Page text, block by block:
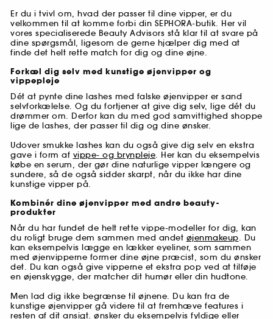
Er du i tvivl om, hvad der passer til dine vipper, er du
velkommen til at komme forbi din SEPHORA-butik. Her vil
vores specialiserede Beauty Advisors stå klar til at svare på
dine spørgsmål, ligesom de gerne hjælper dig med at
finde det helt rette match for dig og dine øjne.
Forkæl dig selv med kunstige øjenvipper og
vippepleje
Dét at pynte dine lashes med falske øjenvipper er sand
selvforkælelse. Og du fortjener at give dig selv, lige dét du
drømmer om. Derfor kan du med god samvittighed shoppe
lige de lashes, der passer til dig og dine ønsker.
Udover smukke lashes kan du også give dig selv en ekstra
gave i form af vippe- og brynpleje. Her kan du eksempelvis
købe en serum, der gør dine naturlige vipper længere og
sundere, så de også sidder skarpt, når du ikke har dine
kunstige vipper på.
Kombinér dine øjenvipper med andre beauty-
produkter
Når du har fundet de helt rette vippe-modeller for dig, kan
du roligt bruge dem sammen med andet øjenmakeup. Du
kan eksempelvis lægge en lækker eyeliner, som sammen
med øjenvipperne former dine øjne præcist, som du ønsker
det. Du kan også give vipperne et ekstra pop ved at tilføje
en øjenskygge, der matcher dit humør eller din hudtone.
Men lad dig ikke begrænse til øjnene. Du kan fra de
kunstige øjenvipper gå videre til at fremhæve features i
resten af dit ansigt. ønsker du eksempelvis fyldige eller